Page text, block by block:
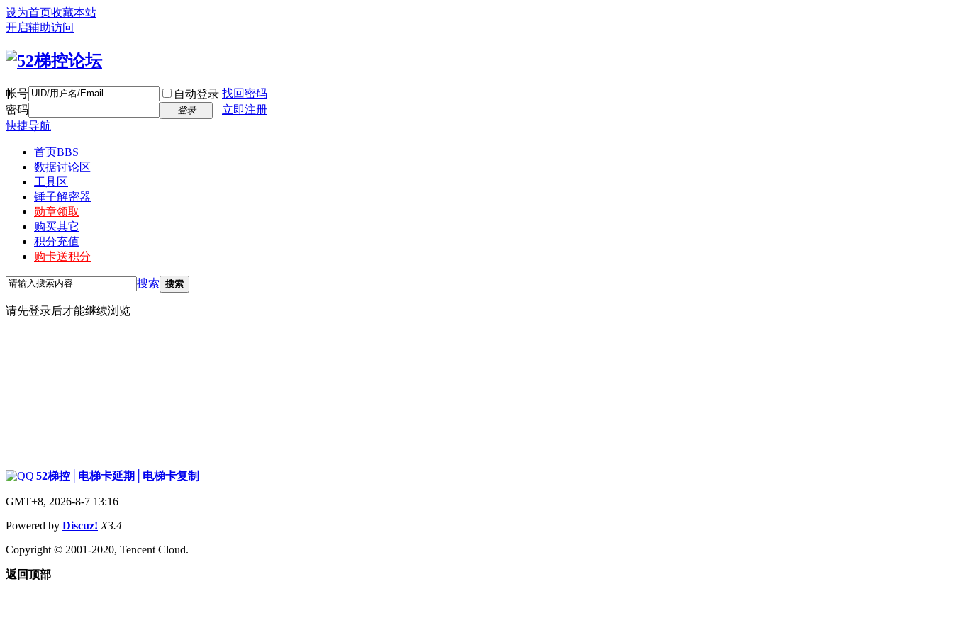
设为首页收藏本站
开启辅助访问
帐号 自动登录 找回密码
密码
登录
立即注册
快捷导航
首页BBS
数据讨论区
工具区
锤子解密器
勋章领取
购买其它
积分充值
购卡送积分
搜索 搜索
请先登录后才能继续浏览
|52梯控│电梯卡延期│电梯卡复制
GMT+8, 2026-8-7 13:16
Powered by Discuz! X3.4
Copyright © 2001-2020, Tencent Cloud.
返回顶部